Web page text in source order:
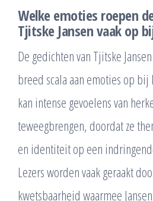
Welke emoties roepen
Tjitske Jansen vaak op
De gedichten van Tjitske
breed scala aan emoties op bij
kan intense gevoelens van
teweegbrengen, doordat ze
en identiteit op een
Lezers worden vaak geraakt
kwetsbaarheid waarmee